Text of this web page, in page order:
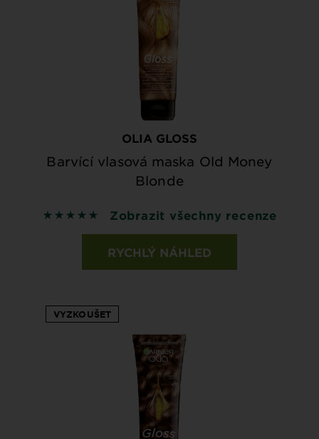
OLIA GLOSS
Barvící vlasová maska Old Money
Blonde
5 out of 5 stars based on reviews
Zobrazit všechny recenze
RYCHLÝ NÁHLED
VYZKOUŠET